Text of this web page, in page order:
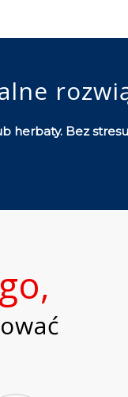
herbaty. Bez